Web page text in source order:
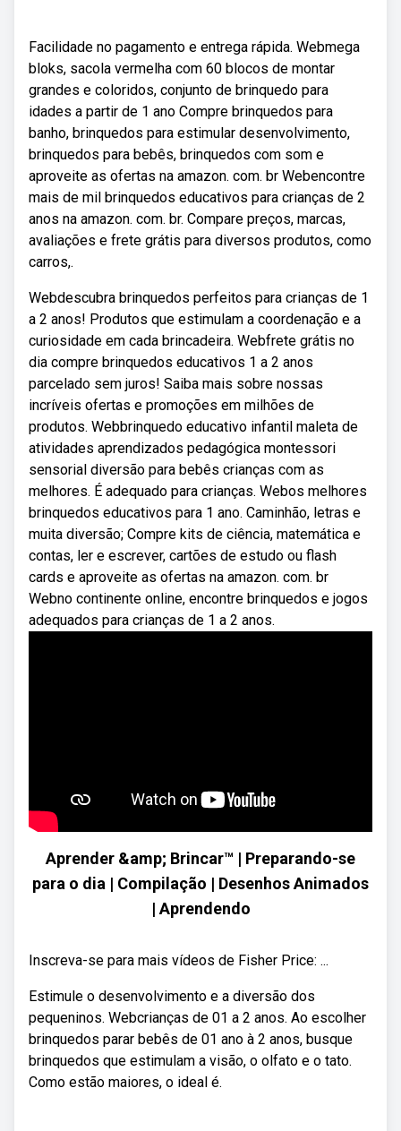
Facilidade no pagamento e entrega rápida. Webmega
bloks, sacola vermelha com 60 blocos de montar
grandes e coloridos, conjunto de brinquedo para
idades a partir de 1 ano Compre brinquedos para
banho, brinquedos para estimular desenvolvimento,
brinquedos para bebês, brinquedos com som e
aproveite as ofertas na amazon. com. br Webencontre
mais de mil brinquedos educativos para crianças de 2
anos na amazon. com. br. Compare preços, marcas,
avaliações e frete grátis para diversos produtos, como
carros,.
Webdescubra brinquedos perfeitos para crianças de 1
a 2 anos! Produtos que estimulam a coordenação e a
curiosidade em cada brincadeira. Webfrete grátis no
dia compre brinquedos educativos 1 a 2 anos
parcelado sem juros! Saiba mais sobre nossas
incríveis ofertas e promoções em milhões de
produtos. Webbrinquedo educativo infantil maleta de
atividades aprendizados pedagógica montessori
sensorial diversão para bebês crianças com as
melhores. É adequado para crianças. Webos melhores
brinquedos educativos para 1 ano. Caminhão, letras e
muita diversão; Compre kits de ciência, matemática e
contas, ler e escrever, cartões de estudo ou flash
cards e aproveite as ofertas na amazon. com. br
Webno continente online, encontre brinquedos e jogos
adequados para crianças de 1 a 2 anos.
Aprender &amp; Brincar™ | Preparando-se
para o dia | Compilação | Desenhos Animados
| Aprendendo
Inscreva-se para mais vídeos de Fisher Price: ...
Estimule o desenvolvimento e a diversão dos
pequeninos. Webcrianças de 01 a 2 anos. Ao escolher
brinquedos parar bebês de 01 ano à 2 anos, busque
brinquedos que estimulam a visão, o olfato e o tato.
Como estão maiores, o ideal é.